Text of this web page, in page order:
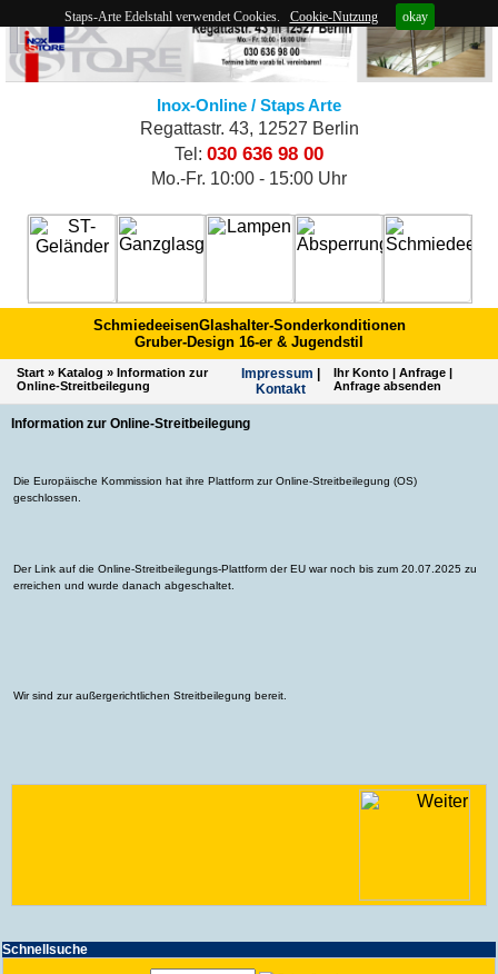
Staps-Arte Edelstahl verwendet Cookies. Cookie-Nutzung okay
Inox-Online / Staps Arte
Regattastr. 43, 12527 Berlin
Tel: 030 636 98 00
Mo.-Fr. 10:00 - 15:00 Uhr
SchmiedeeisenGlashalter-Sonderkonditionen
Gruber-Design 16-er & Jugendstil
Start » Katalog » Information zur
Online-Streitbeilegung
Impres­sum
Kontakt
Ihr Konto |Anfrage |
Anfrage absenden
Schnell­suche
Information zur Online-Streitbeilegung
Die Europäische Kommission hat ihre Plattform zur Online-Streitbeilegung (OS)
geschlossen.
Der Link auf die Online-Streitbeilegungs-Plattform der EU war noch bis zum 20.07.2025 zu
erreichen und wurde danach abgeschaltet.
Wir sind zur außergerichtlichen Streitbeilegung bereit.